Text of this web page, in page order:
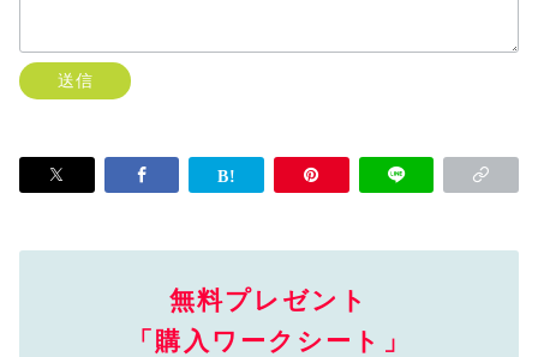
無料プレゼント
「購入ワークシート」